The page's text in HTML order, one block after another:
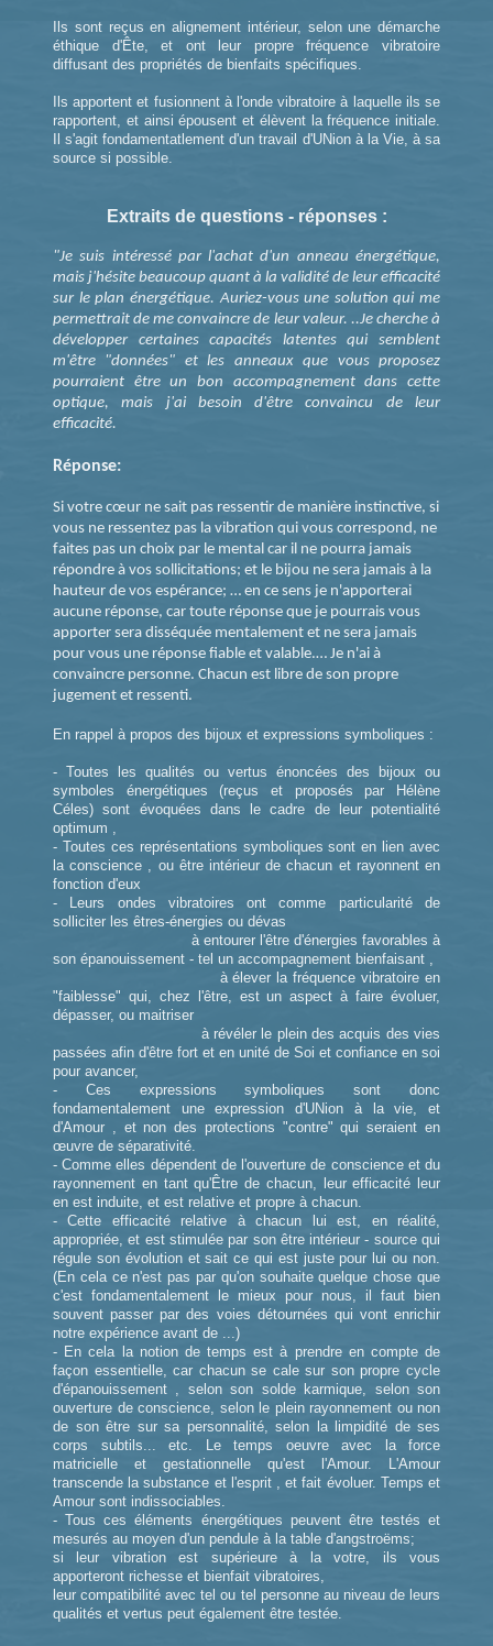
Ils sont reçus en alignement intérieur, selon une démarche
éthique d'Ête, et ont leur propre fréquence vibratoire
diffusant des propriétés de bienfaits spécifiques.
Ils apportent et fusionnent à l'onde vibratoire à laquelle ils se
rapportent, et ainsi épousent et élèvent la fréquence initiale.
Il s'agit fondamentatlement d'un travail d'UNion à la Vie, à sa
source si possible.
Extraits de questions - réponses :
"Je suis intéressé par l'achat d'un anneau énergétique,
mais j'hésite beaucoup quant à la validité de leur efficacité
sur le plan énergétique. Auriez-vous une solution qui me
permettrait de me convaincre de leur valeur. ..Je cherche à
développer certaines capacités latentes qui semblent
m'être "données" et les anneaux que vous proposez
pourraient être un bon accompagnement dans cette
optique, mais j'ai besoin d'être convaincu de leur
efficacité.
Réponse:
Si votre cœur ne sait pas ressentir de manière instinctive, si
vous ne ressentez pas la vibration qui vous correspond, ne
faites pas un choix par le mental car il ne pourra jamais
répondre à vos sollicitations; et le bijou ne sera jamais à la
hauteur de vos espérance; … en ce sens je n'apporterai
aucune réponse, car toute réponse que je pourrais vous
apporter sera disséquée mentalement et ne sera jamais
pour vous une réponse fiable et valable.… Je n'ai à
convaincre personne. Chacun est libre de son propre
jugement et ressenti.
En rappel à propos des bijoux et expressions symboliques :
- Toutes les qualités ou vertus énoncées des bijoux ou
symboles énergétiques (reçus et proposés par Hélène
Céles) sont évoquées dans le cadre de leur potentialité
optimum ,
- Toutes ces représentations symboliques sont en lien avec
la conscience , ou être intérieur de chacun et rayonnent en
fonction d'eux
- Leurs ondes vibratoires ont comme particularité de
solliciter les êtres-énergies ou dévas
à entourer l'être d'énergies favorables à
son épanouissement - tel un accompagnement bienfaisant ,
à élever la fréquence vibratoire en
"faiblesse" qui, chez l'être, est un aspect à faire évoluer,
dépasser, ou maitriser
à révéler le plein des acquis des vies
passées afin d'être fort et en unité de Soi et confiance en soi
pour avancer,
- Ces expressions symboliques sont donc
fondamentalement une expression d'UNion à la vie, et
d'Amour , et non des protections "contre" qui seraient en
œuvre de séparativité.
- Comme elles dépendent de l'ouverture de conscience et du
rayonnement en tant qu'Être de chacun, leur efficacité leur
en est induite, et est relative et propre à chacun.
- Cette efficacité relative à chacun lui est, en réalité,
appropriée, et est stimulée par son être intérieur - source qui
régule son évolution et sait ce qui est juste pour lui ou non.
(En cela ce n'est pas par qu'on souhaite quelque chose que
c'est fondamentalement le mieux pour nous, il faut bien
souvent passer par des voies détournées qui vont enrichir
notre expérience avant de ...)
- En cela la notion de temps est à prendre en compte de
façon essentielle, car chacun se cale sur son propre cycle
d'épanouissement , selon son solde karmique, selon son
ouverture de conscience, selon le plein rayonnement ou non
de son être sur sa personnalité, selon la limpidité de ses
corps subtils... etc. Le temps oeuvre avec la force
matricielle et gestationnelle qu'est l'Amour. L'Amour
transcende la substance et l'esprit , et fait évoluer. Temps et
Amour sont indissociables.
- Tous ces éléments énergétiques peuvent être testés et
mesurés au moyen d'un pendule à la table d'angstroëms;
si leur vibration est supérieure à la votre, ils vous
apporteront richesse et bienfait vibratoires,
leur compatibilité avec tel ou tel personne au niveau de leurs
qualités et vertus peut également être testée.